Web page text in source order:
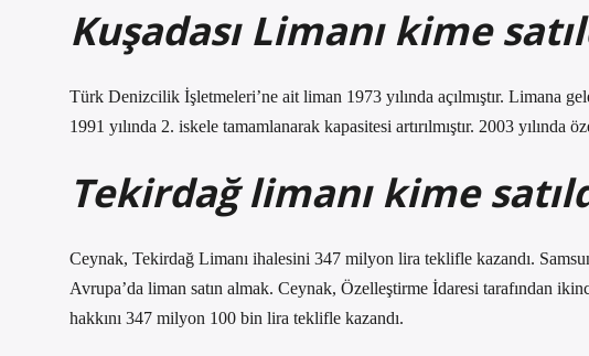
Kuşadası Limanı kime
Türk Denizcilik İşletmeleri’ne ait liman 1973 yılında açılmıştır. Limana
1991 yılında 2. iskele tamamlanarak kapasitesi artırılmıştır. 2003
Tekirdağ limanı kime
Ceynak, Tekirdağ Limanı ihalesini 347 milyon lira teklifle kazandı.
Avrupa’da liman satın almak. Ceynak, Özelleştirme İdaresi tarafından
hakkını 347 milyon 100 bin lira teklifle kazandı.